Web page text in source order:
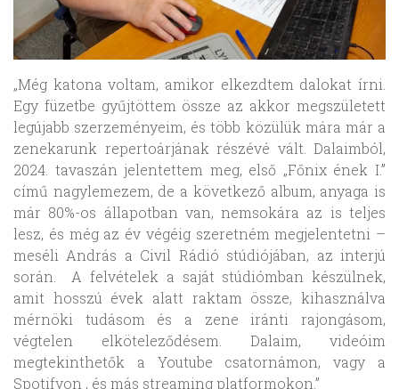
„Még katona voltam, amikor elkezdtem dalokat írni.
Egy füzetbe gyűjtöttem össze az akkor megszületett
legújabb szerzeményeim, és több közülük mára már a
zenekarunk repertoárjának részévé vált. Dalaimból,
2024. tavaszán jelentettem meg, első „Főnix ének I.”
című nagylemezem, de a következő album, anyaga is
már 80%-os állapotban van, nemsokára az is teljes
lesz, és még az év végéig szeretném megjelentetni –
meséli András a Civil Rádió stúdiójában, az interjú
során. A felvételek a saját stúdiómban készülnek,
amit hosszú évek alatt raktam össze, kihasználva
mérnöki tudásom és a zene iránti rajongásom,
végtelen elköteleződésem. Dalaim, videóim
megtekinthetők a Youtube csatornámon, vagy a
Spotifyon , és más streaming platformokon.”